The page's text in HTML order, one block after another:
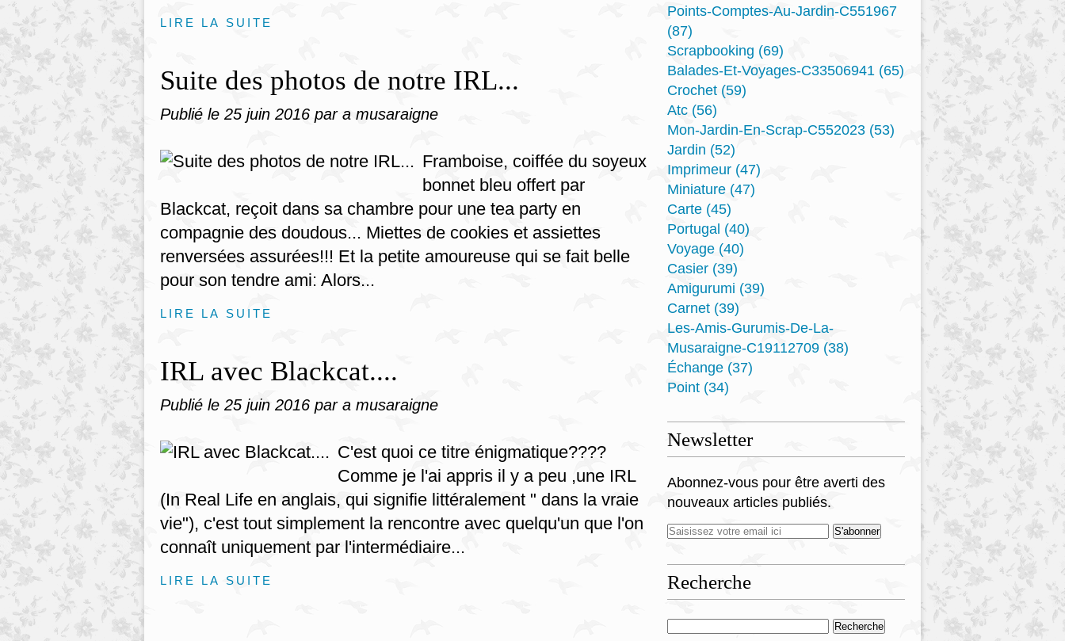
LIRE LA SUITE
Suite des photos de notre IRL...
Publié le 25 juin 2016 par a musaraigne
Framboise, coiffée du soyeux
bonnet bleu offert par
Blackcat, reçoit dans sa chambre pour une tea party en
compagnie des doudous... Miettes de cookies et assiettes
renversées assurées!!! Et la petite amoureuse qui se fait belle
pour son tendre ami: Alors...
LIRE LA SUITE
IRL avec Blackcat....
Publié le 25 juin 2016 par a musaraigne
C'est quoi ce titre énigmatique????
Comme je l'ai appris il y a peu ,une IRL
(In Real Life en anglais, qui signifie littéralement " dans la vraie
vie"), c'est tout simplement la rencontre avec quelqu'un que l'on
connaît uniquement par l'intermédiaire...
LIRE LA SUITE
Points-Comptes-Au-Jardin-C551967
(87)
Scrapbooking (69)
Balades-Et-Voyages-C33506941 (65)
Crochet (59)
Atc (56)
Mon-Jardin-En-Scrap-C552023 (53)
Jardin (52)
Imprimeur (47)
Miniature (47)
Carte (45)
Portugal (40)
Voyage (40)
Casier (39)
Amigurumi (39)
Carnet (39)
Les-Amis-Gurumis-De-La-
Musaraigne-C19112709 (38)
Échange (37)
Point (34)
Newsletter
Abonnez-vous pour être averti des
nouveaux articles publiés.
Recherche